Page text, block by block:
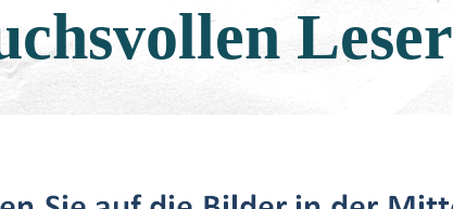
Leser